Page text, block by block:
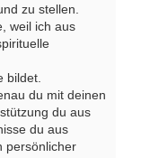
zu stellen.
weil ich aus
bildet.
du mit deinen
du aus
du aus
persönlicher